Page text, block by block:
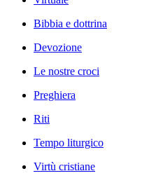
Bibbia e dottrina
Devozione
Le nostre croci
Preghiera
Riti
Tempo liturgico
Virtù cristiane